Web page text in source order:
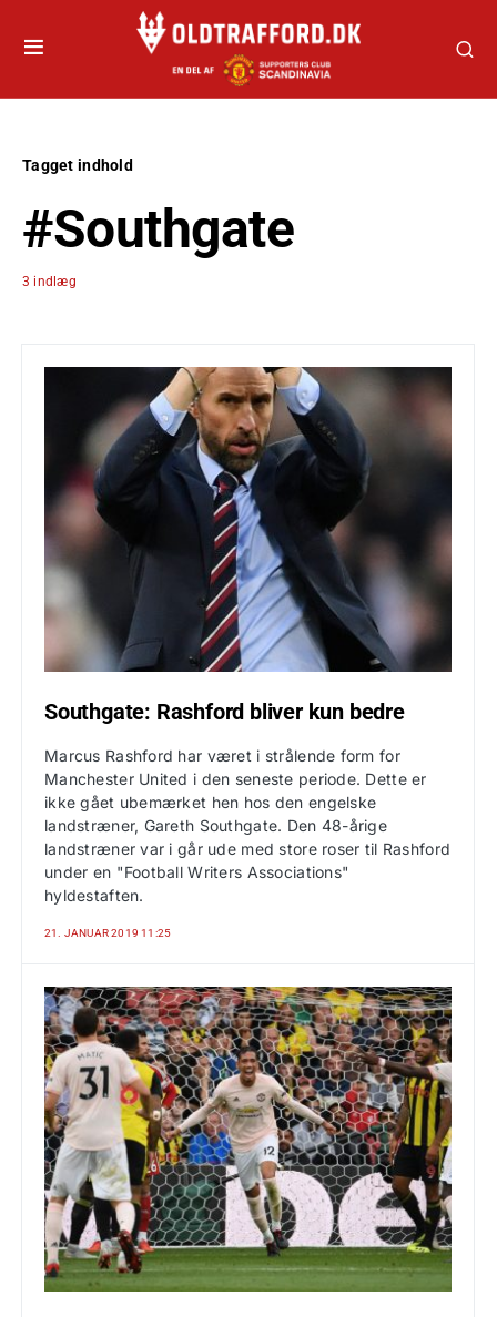
Tagget indhold
#Southgate
3 indlæg
Southgate: Rashford bliver kun bedre
Marcus Rashford har været i strålende form for
Manchester United i den seneste periode. Dette er
ikke gået ubemærket hen hos den engelske
landstræner, Gareth Southgate. Den 48-årige
landstræner var i går ude med store roser til Rashford
under en "Football Writers Associations"
hyldestaften.
21. JANUAR 2019 11:25